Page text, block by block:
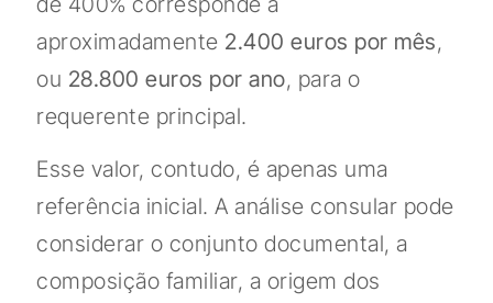
aproximadamente 2.400 euros por mês,
ou 28.800 euros por ano, para o
requerente principal.
Esse valor, contudo, é apenas uma
referência inicial. A análise consular pode
considerar o conjunto documental, a
composição familiar, a origem dos